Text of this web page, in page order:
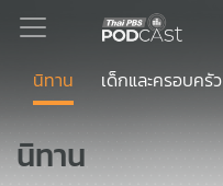
นิทาน เด็กและครอบครัว
นิทาน